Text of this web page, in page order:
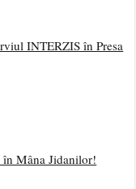
INTERZIS în Presa
Mâna Jidanilor!